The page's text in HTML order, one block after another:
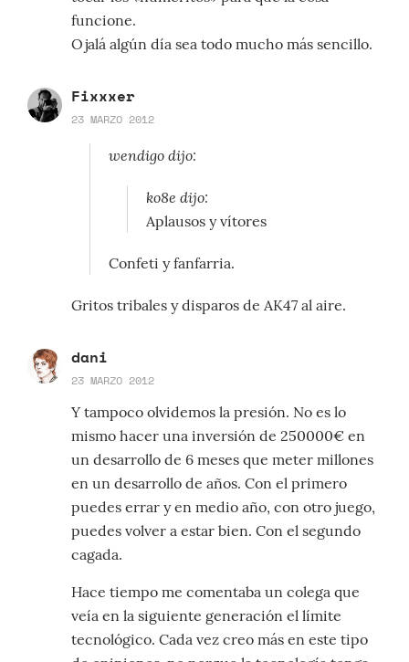
funcione.
Ojalá algún día sea todo mucho más sencillo.
Fixxxer
23 MARZO 2012
wendigo dijo:
ko8e dijo:
Aplausos y vítores
Confeti y fanfarria.
Gritos tribales y disparos de AK47 al aire.
dani
23 MARZO 2012
Y tampoco olvidemos la presión. No es lo
mismo hacer una inversión de 250000€ en
un desarrollo de 6 meses que meter millones
en un desarrollo de años. Con el primero
puedes errar y en medio año, con otro juego,
puedes volver a estar bien. Con el segundo
cagada.
Hace tiempo me comentaba un colega que
veía en la siguiente generación el límite
tecnológico. Cada vez creo más en este tipo